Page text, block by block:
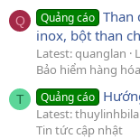
Q Quảng cáo Than
inox, bột than
Latest: quanglan
Bảo hiểm hàng hóa
T Quảng cáo
Latest:
Tin tức cập nhật